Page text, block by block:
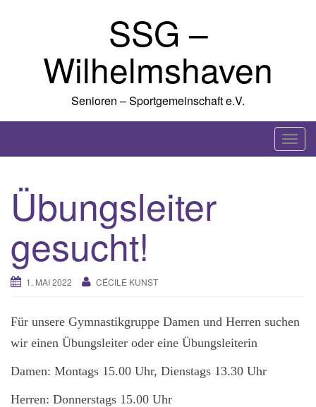
SSG –
Wilhelmshaven
Senioren – Sportgemeinschaft e.V.
T
o
g
Übungsleiter
gesucht!
1. MAI 2022 CÉCILE KUNST
Für unsere Gymnastikgruppe Damen und Herren suchen
wir einen Übungsleiter oder eine Übungsleiterin
Damen: Montags 15.00 Uhr, Dienstags 13.30 Uhr
Herren: Donnerstags 15.00 Uhr